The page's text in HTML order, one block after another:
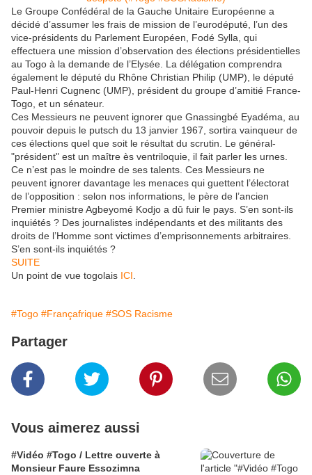
Le Groupe Confédéral de la Gauche Unitaire Européenne a
décidé d’assumer les frais de mission de l’eurodéputé, l’un des
vice-présidents du Parlement Européen, Fodé Sylla, qui
effectuera une mission d’observation des élections présidentielles
au Togo à la demande de l’Elysée. La délégation comprendra
également le député du Rhône Christian Philip (UMP), le député
Paul-Henri Cugnenc (UMP), président du groupe d’amitié France-
Togo, et un sénateur.
Ces Messieurs ne peuvent ignorer que Gnassingbé Eyadéma, au
pouvoir depuis le putsch du 13 janvier 1967, sortira vainqueur de
ces élections quel que soit le résultat du scrutin. Le général-
"président" est un maître ès ventriloquie, il fait parler les urnes.
Ce n’est pas le moindre de ses talents. Ces Messieurs ne
peuvent ignorer davantage les menaces qui guettent l’électorat
de l’opposition : selon nos informations, le père de l’ancien
Premier ministre Agbeyomé Kodjo a dû fuir le pays. S’en sont-ils
inquiétés ? Des journalistes indépendants et des militants des
droits de l’Homme sont victimes d’emprisonnements arbitraires.
S’en sont-ils inquiétés ?
SUITE
Un point de vue togolais ICI
#Togo #Françafrique #SOS Racisme
Partager
Vous aimerez aussi
#Vidéo #Togo / Lettre ouverte à
Monsieur Faure Essozimna